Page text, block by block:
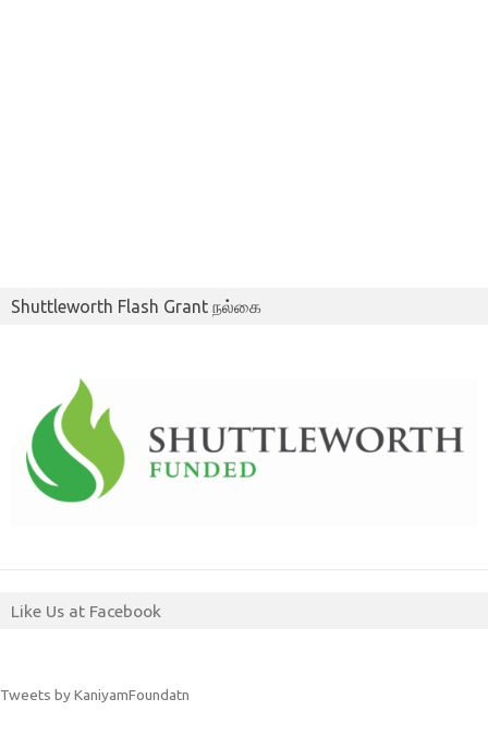
Shuttleworth Flash Grant நல்கை
Like Us at Facebook
Tweets by KaniyamFoundatn